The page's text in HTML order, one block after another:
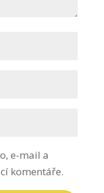
e-mail a
komentáře.